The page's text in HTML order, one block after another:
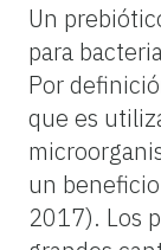
Un
para
Por
que es
un
2017). Los